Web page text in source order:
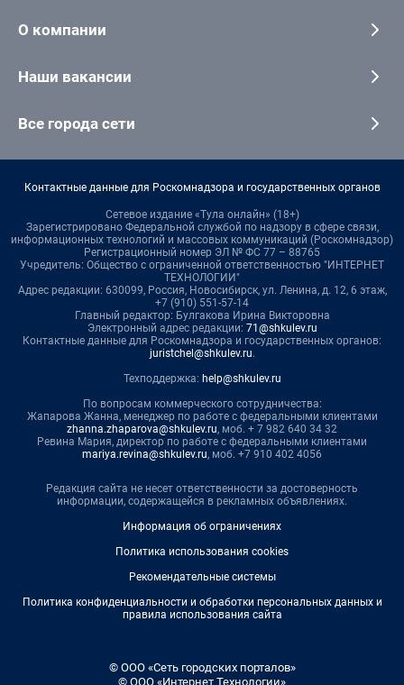
О компании
Наши вакансии
Все города сети
Контактные данные для Роскомнадзора и государственных органов
Сетевое издание «Тула онлайн» (18+)
Зарегистрировано Федеральной службой по надзору в сфере связи,
информационных технологий и массовых коммуникаций (Роскомнадзор)
Регистрационный номер ЭЛ № ФС 77 – 88765
Учредитель: Общество с ограниченной ответственностью "ИНТЕРНЕТ
ТЕХНОЛОГИИ"
Адрес редакции: 630099, Россия, Новосибирск, ул. Ленина, д. 12, 6 этаж,
+7 (910) 551-57-14
Главный редактор: Булгакова Ирина Викторовна
Электронный адрес редакции: 71@shkulev.ru
Контактные данные для Роскомнадзора и государственных органов:
juristchel@shkulev.ru.
Техподдержка: help@shkulev.ru
По вопросам коммерческого сотрудничества:
Жапарова Жанна, менеджер по работе с федеральными клиентами
zhanna.zhaparova@shkulev.ru, моб. + 7 982 640 34 32
Ревина Мария, директор по работе с федеральными клиентами
mariya.revina@shkulev.ru, моб. +7 910 402 4056
Редакция сайта не несет ответственности за достоверность
информации, содержащейся в рекламных объявлениях.
Информация об ограничениях
Политика использования cookies
Рекомендательные системы
Политика конфиденциальности и обработки персональных данных и
правила использования сайта
© ООО «Сеть городских порталов»
© ООО «Интернет Технологии»